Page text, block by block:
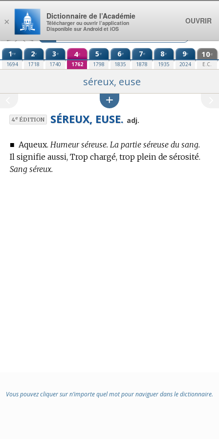
Aller au contenu
1re
1694
2e
1718
3e
1740
4e
1762
5e
1798
6e
1835
7e
1878
8e
1935
9e
2024
10e
E.C.
séreux, euse
4eÉDITION SÉREUX, EUSE. adj.
■ Aqueux. Humeur séreuse. La partie séreuse du sang.
Il signifie aussi, Trop chargé, trop plein de sérosité.
Sang séreux.
Vous pouvez cliquer sur n’importe quel mot pour naviguer dans le dictionnaire.
×
Dictionnaire de l’Académie
Télécharger ou ouvrir l’application
Disponible sur Android et iOS
OUVRIR